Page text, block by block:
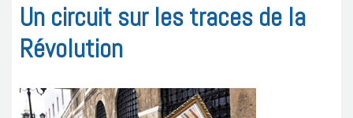
Un circuit sur les traces de la
Révolution